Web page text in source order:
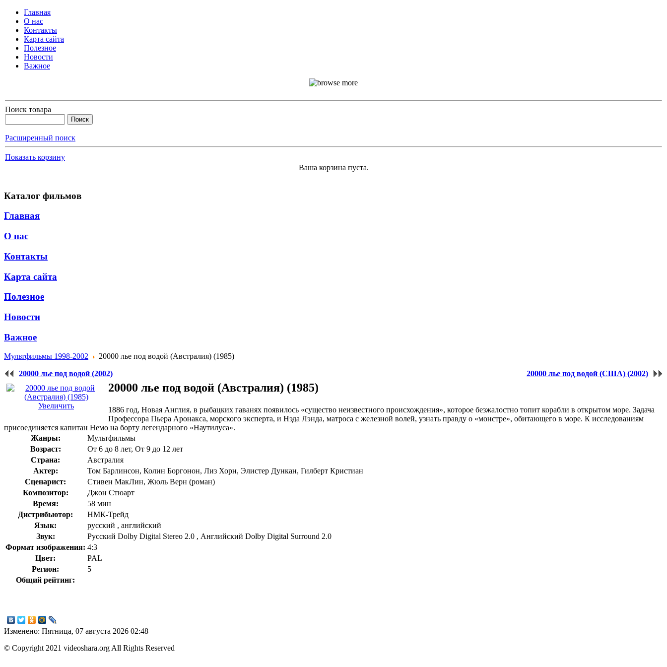
Главная
О нас
Контакты
Карта сайта
Полезное
Новости
Важное
Поиск товара
Расширенный поиск
Показать корзину
Ваша корзина пуста.
Каталог фильмов
Главная
О нас
Контакты
Карта сайта
Полезное
Новости
Важное
Мультфильмы 1998-2002 20000 лье под водой (Австралия) (1985)
20000 лье под водой (2002) 20000 лье под водой (США) (2002)
Увеличить
20000 лье под водой (Австралия) (1985)
1886 год, Новая Англия, в рыбацких гаванях появилось «существо неизвестного происхождения», которое безжалостно топит корабли в открытом море. Задача
Профессора Пьера Аронакса, морского эксперта, и Нэда Лэнда, матроса с железной волей, узнать правду о «монстре», обитающего в море. К исследованиям
присоединяется капитан Немо на борту легендарного «Наутилуса».
Жанры:
Мультфильмы
Возраст:
От 6 до 8 лет, От 9 до 12 лет
Страна:
Австралия
Актер:
Том Барлинсон, Колин Боргонон, Лиз Хорн, Элистер Дункан, Гилберт Кристиан
Сценарист:
Стивен МакЛин, Жюль Верн (роман)
Композитор:
Джон Стюарт
Время:
58 мин
Дистрибьютор:
НМК-Трейд
Язык:
русский , английский
Звук:
Русский Dolby Digital Stereo 2.0 , Английский Dolby Digital Surround 2.0
Формат изображения: 4:3
Цвет:
PAL
Регион:
5
Общий рейтинг:
Изменено: Пятница, 07 августа 2026 02:48
© Copyright 2021 videoshara.org All Rights Reserved